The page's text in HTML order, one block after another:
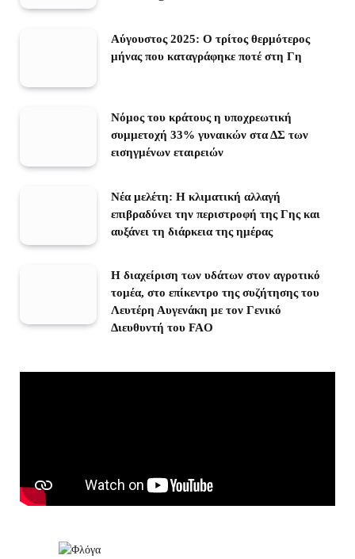
Αύγουστος 2025: Ο τρίτος θερμότερος
μήνας που καταγράφηκε ποτέ στη Γη
Νόμος του κράτους η υποχρεωτική
συμμετοχή 33% γυναικών στα ΔΣ των
εισηγμένων εταιρειών
Νέα μελέτη: Η κλιματική αλλαγή
επιβραδύνει την περιστροφή της Γης και
αυξάνει τη διάρκεια της ημέρας
Η διαχείριση των υδάτων στον αγροτικό
τομέα, στο επίκεντρο της συζήτησης του
Λευτέρη Αυγενάκη με τον Γενικό
Διευθυντή του FAO